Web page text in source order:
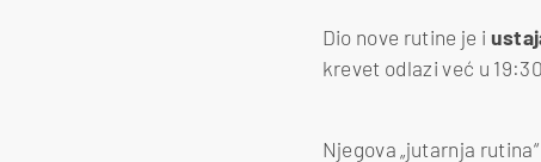
Dio nove rutine je i
krevet odlazi već u
Njegova „jutarnja